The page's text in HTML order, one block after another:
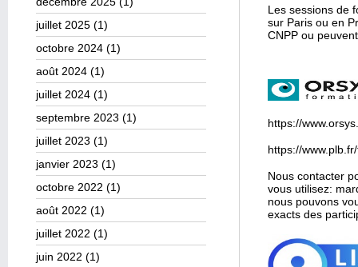
juillet 2025 (1)
octobre 2024 (1)
août 2024 (1)
juillet 2024 (1)
septembre 2023 (1)
juillet 2023 (1)
janvier 2023 (1)
octobre 2022 (1)
août 2022 (1)
juillet 2022 (1)
juin 2022 (1)
Les sessions de
sur Paris ou en
CNPP ou
https://
https://
Nous contacter
vous utilisez:
nous pouvons
exacts des